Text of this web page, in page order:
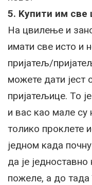
5. Kупити им све
На цвилење и
имати све исто и
пријатељ/
можете дати јест
пријатељице. То
и вас као мале
толико проклете
једном када
да је
пожеле, а до